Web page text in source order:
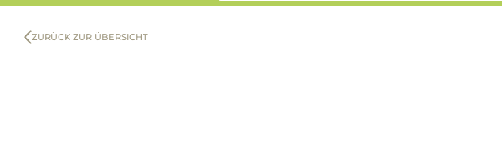
ZURÜCK ZUR ÜBERSICHT